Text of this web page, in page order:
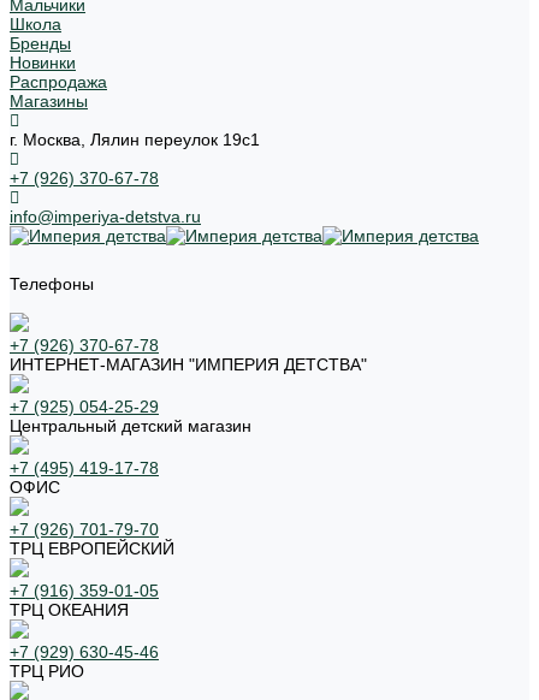
Мальчики
Школа
Бренды
Новинки
Распродажа
Магазины
г. Москва, Лялин переулок 19с1
+7 (926) 370-67-78
info@imperiya-detstva.ru
Телефоны
+7 (926) 370-67-78
ИНТЕРНЕТ-МАГАЗИН "ИМПЕРИЯ ДЕТСТВА"
+7 (925) 054-25-29
Центральный детский магазин
+7 (495) 419-17-78
ОФИС
+7 (926) 701-79-70
ТРЦ ЕВРОПЕЙСКИЙ
+7 (916) 359-01-05
ТРЦ ОКЕАНИЯ
+7 (929) 630-45-46
ТРЦ РИО